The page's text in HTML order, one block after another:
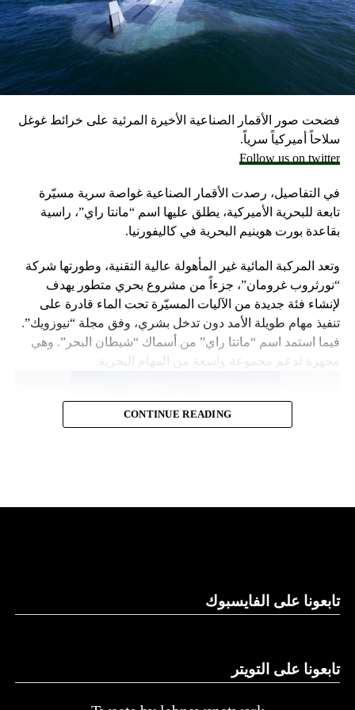
احتياطيا في حال نشوب حرب محتملة مع لبنان، وفق ما أكد
مسؤولون إسرائيليون حاليون وسابقون.
وكانت وزارة الخارجية أرجأت في مايو، فقط تسليم قنابل زنة
2000 رطل و500 رطل إلى إسرائيل بسبب مخاوف بشأن سقوط
ضحايا من المدنيين في مدينة رفح.
إلا أن نتنياهو خرج الأسبوع المضي بتصريحات نارية، ومفاجئة
حول مماطلة أميركا في تسليم تل أبيب أسلحة
ما أثار حفيظة البيت الأبيض الذي وصف تلك التصريحات بالمخيبة
للآمال.
فضحت صور الأقمار الصناعية الأخيرة المرئية على خرائط غوغل
سلاحاً أميركياً سرياً.
Follow us on twitter
في التفاصيل، رصدت الأقمار الصناعية غواصة سرية مسيّرة
تابعة للبحرية الأميركية، يطلق عليها اسم “مانتا راي”، راسية
بقاعدة بورت هوينيم البحرية في كاليفورنيا.
وتعد المركبة المائية غير المأهولة عالية التقنية، وطورتها شركة
“نورثروب غرومان”، جزءاً من مشروع بحري متطور يهدف
لإنشاء فئة جديدة من الآليات المسيّرة تحت الماء قادرة على
تنفيذ مهام طويلة الأمد دون تدخل بشري، وفق مجلة “نيوزويك”.
فيما استمد اسم “مانتا راي” من أسماك “شيطان البحر”. وهي
مجهزة لدعم مجموعة واسعة من المهام البحرية.
وتقول “نورثروب غرومان”، وهي تكتل للصناعات الجوية
الطاقة التي تسمح لها بالرسو في قاع البحر و”السبات” في حالة
انخفاض الطاقة.
CONTINUE READING
تابعونا على الفايسبوك
تابعونا على التويتر